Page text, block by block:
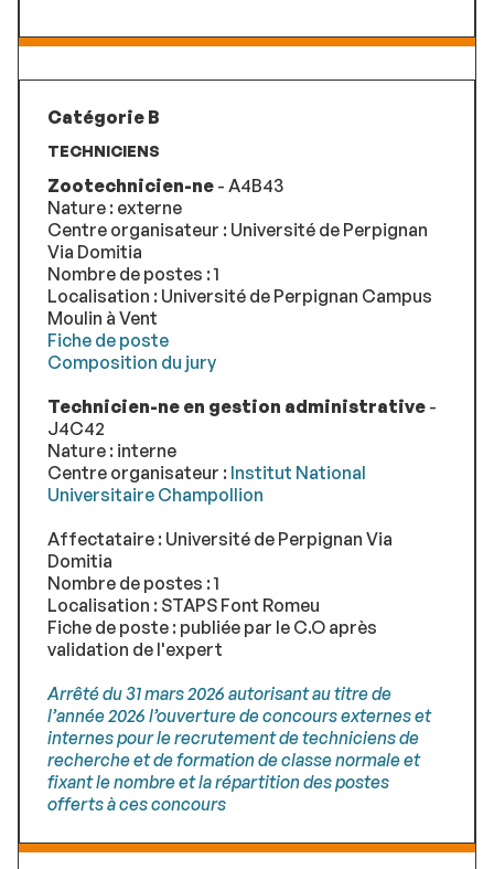
Catégorie B
TECHNICIENS
Zootechnicien-ne - A4B43
Nature : externe
Centre organisateur : Université de Perpignan
Via Domitia
Nombre de postes : 1
Localisation : Université de Perpignan Campus
Moulin à Vent
Fiche de poste
Composition du jury
Technicien-ne en gestion administrative -
J4C42
Nature : interne
Centre organisateur : Institut National
Universitaire Champollion
Affectataire : Université de Perpignan Via
Domitia
Nombre de postes : 1
Localisation : STAPS Font Romeu
Fiche de poste : publiée par le C.O après
validation de l'expert
Arrêté du 31 mars 2026 autorisant au titre de
l’année 2026 l’ouverture de concours externes et
internes pour le recrutement de techniciens de
recherche et de formation de classe normale et
ﬁxant le nombre et la répartition des postes
offerts à ces concours